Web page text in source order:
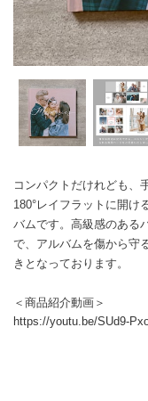
コンパクトだけれども、
180°レイフラットに開け
バムです。高級感のある
で、アルバムを傷から守
きとなっております。
＜商品紹介動画＞
https://youtu.be/SUd9-